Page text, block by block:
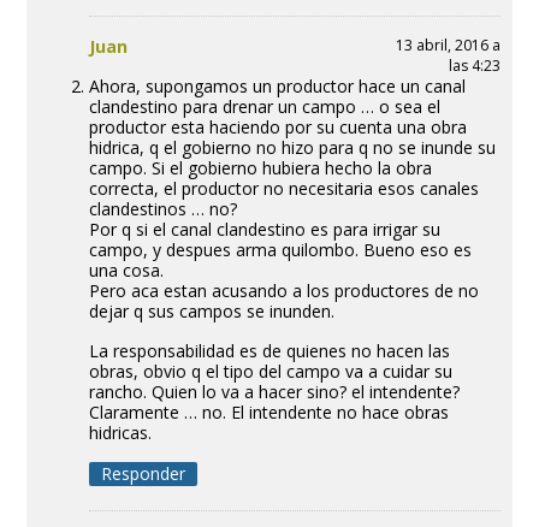
Juan
13 abril, 2016 a
las 4:23
Ahora, supongamos un productor hace un canal
clandestino para drenar un campo … o sea el
productor esta haciendo por su cuenta una obra
hidrica, q el gobierno no hizo para q no se inunde su
campo. Si el gobierno hubiera hecho la obra
correcta, el productor no necesitaria esos canales
clandestinos … no?
Por q si el canal clandestino es para irrigar su
campo, y despues arma quilombo. Bueno eso es
una cosa.
Pero aca estan acusando a los productores de no
dejar q sus campos se inunden.
La responsabilidad es de quienes no hacen las
obras, obvio q el tipo del campo va a cuidar su
rancho. Quien lo va a hacer sino? el intendente?
Claramente … no. El intendente no hace obras
hidricas.
Responder